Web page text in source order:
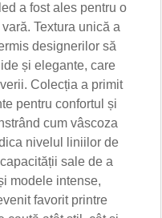
a fost ales pentru o
Textura unică a
designerilor să
și elegante, care
Colecția a primit
pentru confortul și
cum vâscoza
nivelul liniilor de
sale de a
modele intense,
favorit printre